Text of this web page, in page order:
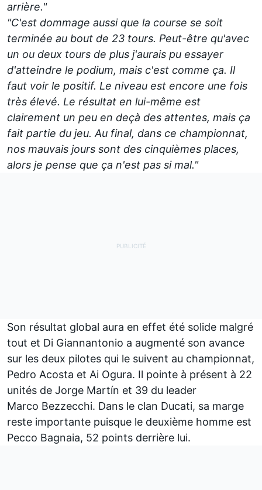
arrière."
"C'est dommage aussi que la course se soit
terminée au bout de 23 tours. Peut-être qu'avec
un ou deux tours de plus j'aurais pu essayer
d'atteindre le podium, mais c'est comme ça. Il
faut voir le positif. Le niveau est encore une fois
très élevé. Le résultat en lui-même est
clairement un peu en deçà des attentes, mais ça
fait partie du jeu. Au final, dans ce championnat,
nos mauvais jours sont des cinquièmes places,
alors je pense que ça n'est pas si mal."
Son résultat global aura en effet été solide malgré
tout et Di Giannantonio a augmenté son avance
sur les deux pilotes qui le suivent au championnat,
Pedro Acosta et Ai Ogura. Il pointe à présent à 22
unités de Jorge Martín et 39 du leader
Marco Bezzecchi. Dans le clan Ducati, sa marge
reste importante puisque le deuxième homme est
Pecco Bagnaia, 52 points derrière lui.